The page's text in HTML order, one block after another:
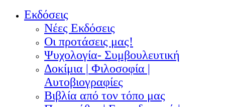
Εκδόσεις
Νέες Εκδόσεις
Οι προτάσεις μας!
Ψυχολογία- Συμβουλευτική
Δοκίμια | Φιλοσοφία |
Αυτοβιογραφίες
Βιβλία από τον τόπο μας